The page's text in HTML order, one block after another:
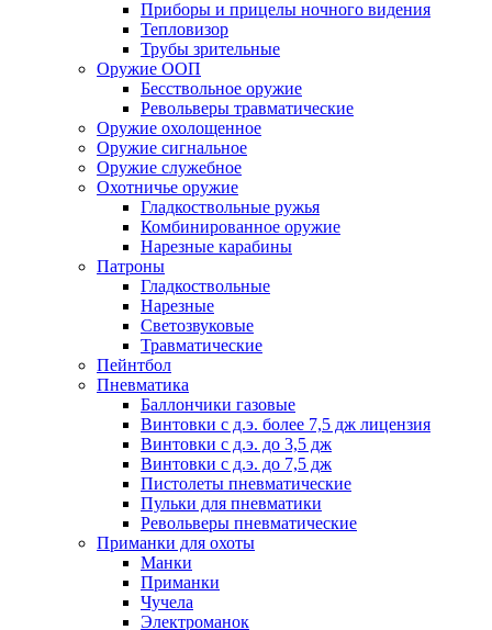
Приборы и прицелы ночного видения
Тепловизор
Трубы зрительные
Оружие ООП
Бесствольное оружие
Револьверы травматические
Оружие охолощенное
Оружие сигнальное
Оружие служебное
Охотничье оружие
Гладкоствольные ружья
Комбинированное оружие
Нарезные карабины
Патроны
Гладкоствольные
Нарезные
Светозвуковые
Травматические
Пейнтбол
Пневматика
Баллончики газовые
Винтовки с д.э. более 7,5 дж лицензия
Винтовки с д.э. до 3,5 дж
Винтовки с д.э. до 7,5 дж
Пистолеты пневматические
Пульки для пневматики
Револьверы пневматические
Приманки для охоты
Манки
Приманки
Чучела
Электроманок